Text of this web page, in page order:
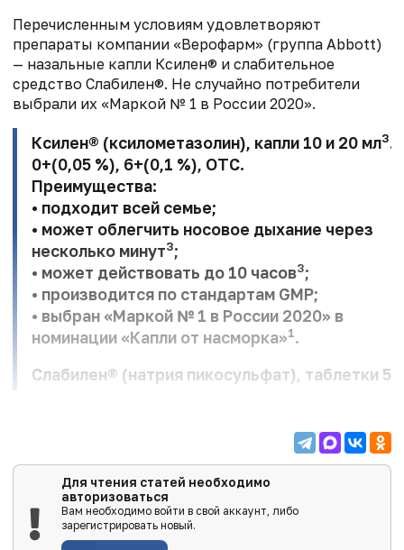
Перечисленным условиям удовлетворяют
препараты компании «Верофарм» (группа Abbott)
— назальные капли Ксилен® и слабительное
средство Слабилен®. Не случайно потребители
выбрали их «Маркой № 1 в России 2020».
Ксилен® (ксилометазолин), капли 10 и 20 мл3.
0+(0,05 %), 6+(0,1 %), ОТС.
Преимущества:
• подходит всей семье;
• может облегчить носовое дыхание через
несколько минут3;
• может действовать до 10 часов3;
• производится по стандартам GMP;
• выбран «Маркой № 1 в России 2020» в
номинации «Капли от насморка»1.
Слабилен® (натрия пикосульфат), таблетки 5
Для чтения статей необходимо
авторизоваться
Вам необходимо войти в свой аккаунт, либо
зарегистрировать новый.